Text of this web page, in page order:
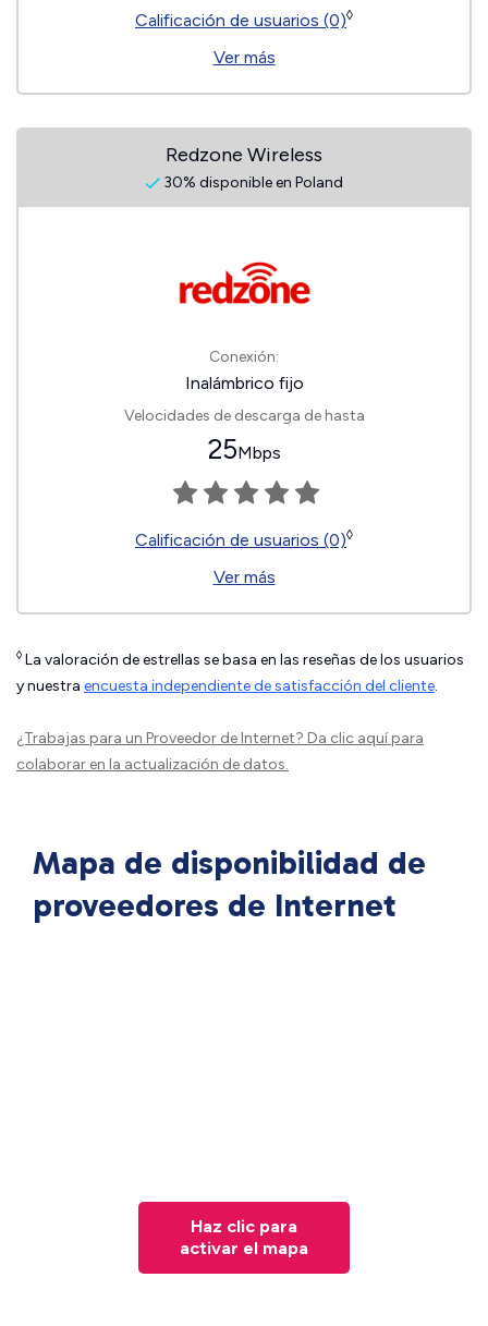
Calificación de usuarios (0)◊
Ver más
Redzone Wireless
30% disponible en Poland
Conexión:
Inalámbrico fijo
Velocidades de descarga de hasta
25Mbps
Calificación de usuarios (0)◊
Ver más
◊ La valoración de estrellas se basa en las reseñas de los usuarios
y nuestra encuesta independiente de satisfacción del cliente.
¿Trabajas para un Proveedor de Internet? Da clic aquípara
colaborar en la actualización de datos.
Mapa de disponibilidad de
proveedores de Internet
Haz clic para
activar el mapa